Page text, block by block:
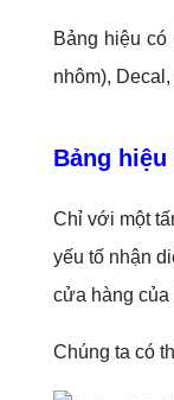
Bảng hiệu
nhôm),
Bảng
Chỉ với một
yếu tố nhận
cửa hàng của
Chúng ta có